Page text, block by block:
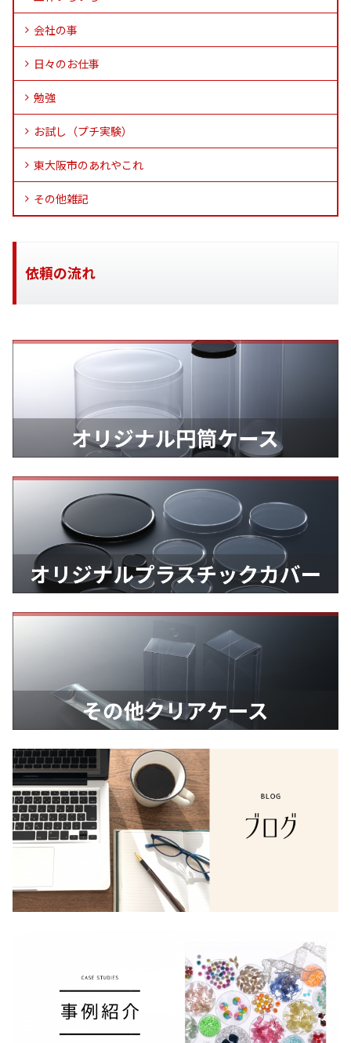
会社の事
日々のお仕事
勉強
お試し（プチ実験）
東大阪市のあれやこれ
その他雑記
依頼の流れ